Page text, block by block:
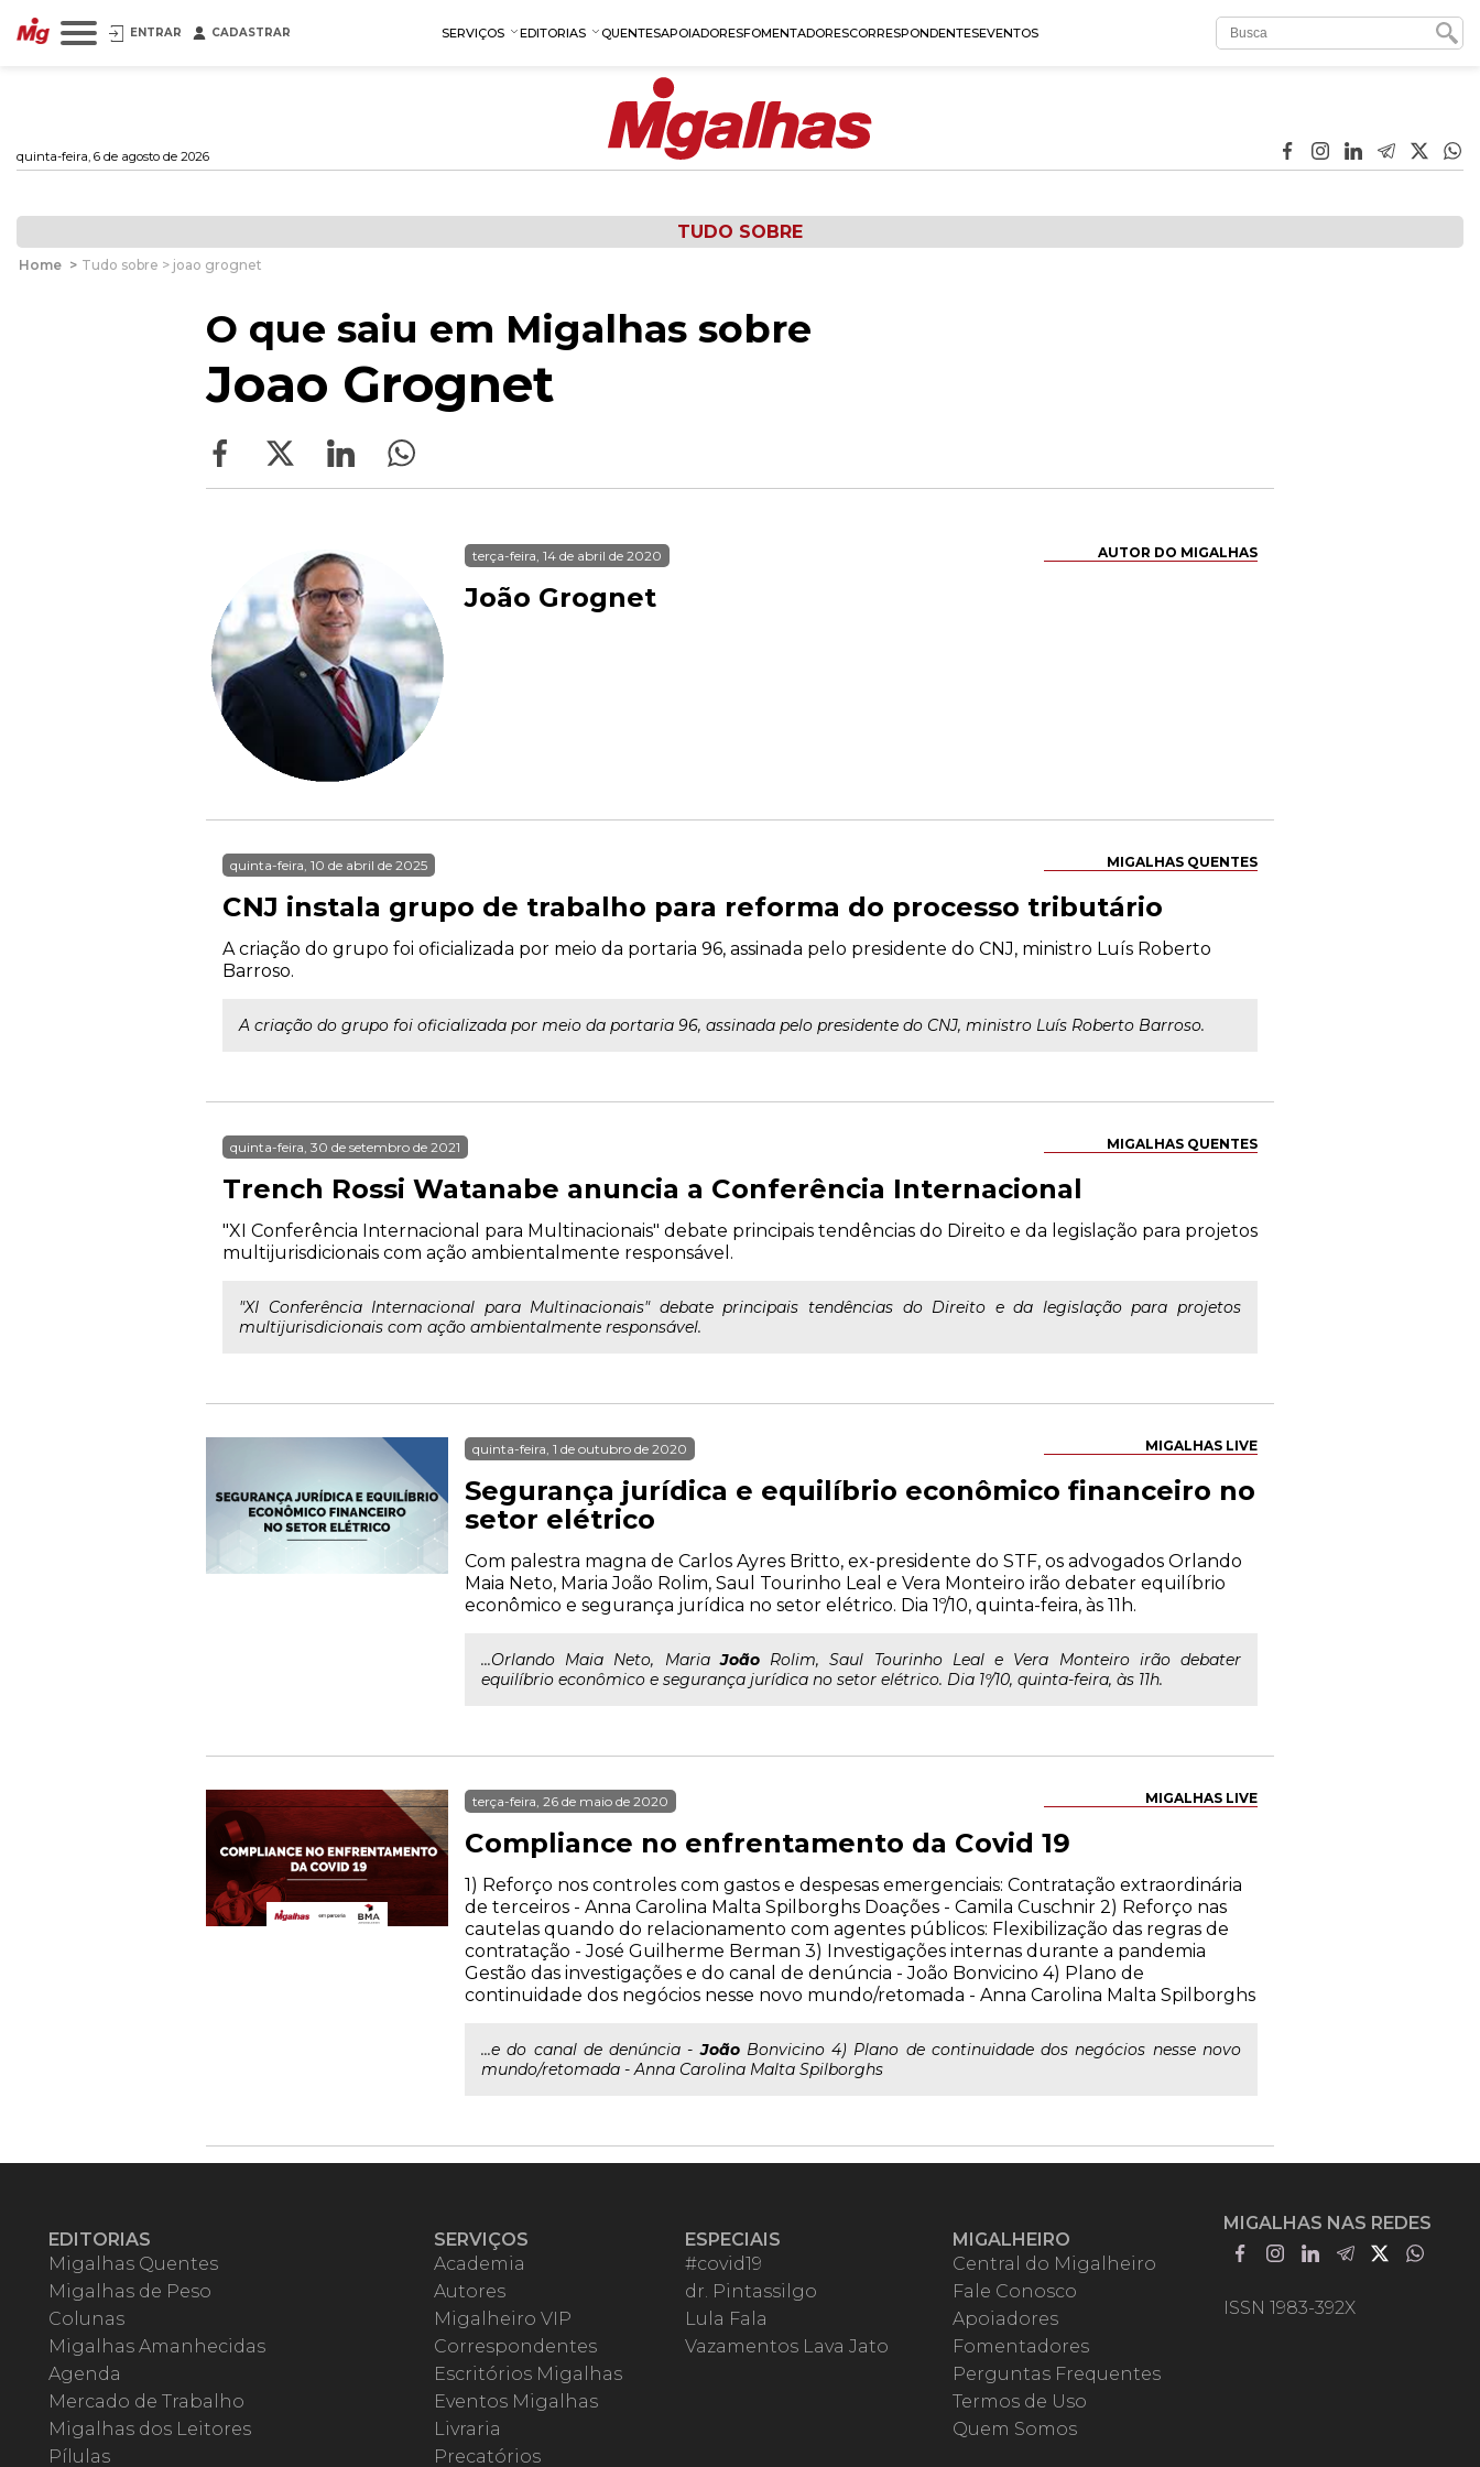
ENTRAR CADASTRAR SERVIÇOS EDITORIAS QUENTESAPOIADORESFOMENTADORESCORRESPONDENTESEVENTOS
quinta-feira, 6 de agosto de 2026
TUDO SOBRE
Home > Tudo sobre > joao grognet
O que saiu em Migalhas sobre
Joao Grognet
AUTOR DO MIGALHAS
terça-feira, 14 de abril de 2020
João Grognet
MIGALHAS QUENTES
quinta-feira, 10 de abril de 2025
CNJ instala grupo de trabalho para reforma do processo tributário
A criação do grupo foi oficializada por meio da portaria 96, assinada pelo presidente do CNJ, ministro Luís Roberto
Barroso.
A criação do grupo foi oficializada por meio da portaria 96, assinada pelo presidente do CNJ, ministro Luís Roberto Barroso.
MIGALHAS QUENTES
quinta-feira, 30 de setembro de 2021
Trench Rossi Watanabe anuncia a Conferência Internacional
"XI Conferência Internacional para Multinacionais" debate principais tendências do Direito e da legislação para projetos
multijurisdicionais com ação ambientalmente responsável.
"XI Conferência Internacional para Multinacionais" debate principais tendências do Direito e da legislação para projetos
multijurisdicionais com ação ambientalmente responsável.
MIGALHAS LIVE
quinta-feira, 1 de outubro de 2020
Segurança jurídica e equilíbrio econômico financeiro no
setor elétrico
Com palestra magna de Carlos Ayres Britto, ex-presidente do STF, os advogados Orlando
Maia Neto, Maria João Rolim, Saul Tourinho Leal e Vera Monteiro irão debater equilíbrio
econômico e segurança jurídica no setor elétrico. Dia 1º/10, quinta-feira, às 11h.
...Orlando Maia Neto, MariaJoãoRolim, Saul Tourinho Leal e Vera Monteiro irão debater
equilíbrio econômico e segurança jurídica no setor elétrico. Dia 1º/10, quinta-feira, às 11h.
MIGALHAS LIVE
terça-feira, 26 de maio de 2020
Compliance no enfrentamento da Covid 19
1) Reforço nos controles com gastos e despesas emergenciais: Contratação extraordinária
de terceiros - Anna Carolina Malta Spilborghs Doações - Camila Cuschnir 2) Reforço nas
cautelas quando do relacionamento com agentes públicos: Flexibilização das regras de
contratação - José Guilherme Berman 3) Investigações internas durante a pandemia
Gestão das investigações e do canal de denúncia - João Bonvicino 4) Plano de
continuidade dos negócios nesse novo mundo/retomada - Anna Carolina Malta Spilborghs
...e do canal de denúncia -JoãoBonvicino 4) Plano de continuidade dos negócios nesse novo
mundo/retomada - Anna Carolina Malta Spilborghs
EDITORIAS
Migalhas Quentes
Migalhas de Peso
Colunas
Migalhas Amanhecidas
Agenda
Mercado de Trabalho
Migalhas dos Leitores
Pílulas
SERVIÇOS
Academia
Autores
Migalheiro VIP
Correspondentes
Escritórios Migalhas
Eventos Migalhas
Livraria
Precatórios
ESPECIAIS
#covid19
dr. Pintassilgo
Lula Fala
Vazamentos Lava Jato
MIGALHEIRO
Central do Migalheiro
Fale Conosco
Apoiadores
Fomentadores
Perguntas Frequentes
Termos de Uso
Quem Somos
MIGALHAS NAS REDES
ISSN 1983-392X